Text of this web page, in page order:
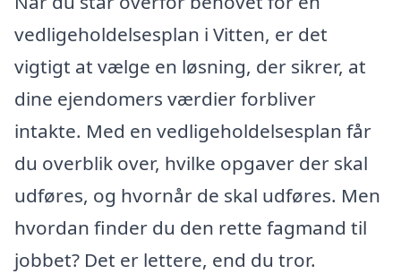
vedligeholdelsesplan i Vitten, er det
vigtigt at vælge en løsning, der sikrer, at
dine ejendomers værdier forbliver
intakte. Med en vedligeholdelsesplan får
du overblik over, hvilke opgaver der skal
udføres, og hvornår de skal udføres. Men
hvordan finder du den rette fagmand til
jobbet? Det er lettere, end du tror.